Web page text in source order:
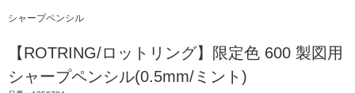
シャープペンシル
【ROTRING/ロットリング】限定色 600 製図用
シャープペンシル(0.5mm/ミント)